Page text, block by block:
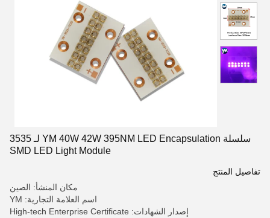
سلسلة YM 40W 42W 395NM LED Encapsulation لـ 3535
SMD LED Light Module
تفاصيل المنتج
مكان المنشأ: الصين
اسم العلامة التجارية: YM
إصدار الشهادات: High-tech Enterprise Certificate